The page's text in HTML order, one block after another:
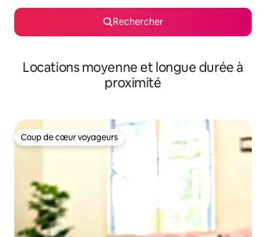
Rechercher
Locations moyenne et longue durée à
proximité
Coup de cœur voyageurs
Coup de cœur voyageurs